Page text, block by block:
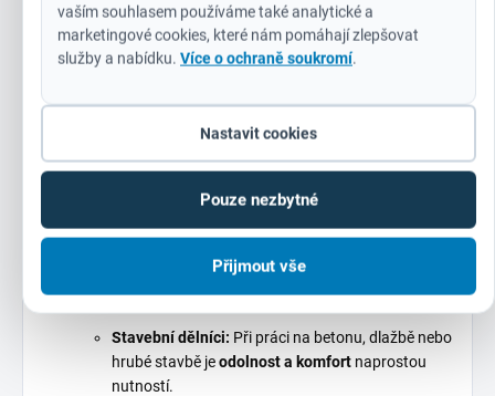
vaším souhlasem používáme také analytické a
marketingové cookies, které nám pomáhají zlepšovat
služby a nabídku. Více o ochraně soukromí.
Nastavit cookies
Pouze nezbytné
Přijmout vše
opotřebovat.
Snadné a rychlé nasazení:Přezky jsou navrženy
tak, aby se dalysnadno ovládat i v pracovních
Pro koho jsou tyto nákoleníky určeny?
montéři, instalatéři – všichni, kdo tráví dlouhé hodiny
v kleče a potřebujíspolehlivou ochranu kolen.
Stavební dělníci: Při práci na betonu, dlažbě nebo
hrubé stavbě jeodolnost a komfort naprostou
nutností.